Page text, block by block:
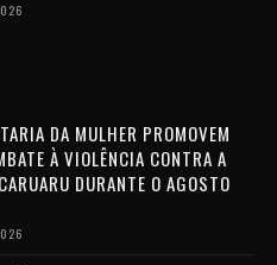
DA MULHER PROMOVEM
À VIOLÊNCIA CONTRA A
DURANTE O AGOSTO